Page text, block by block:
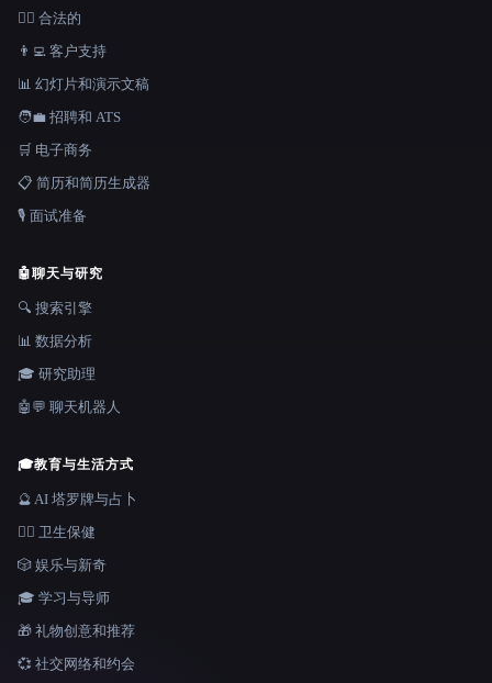
👩‍⚖️ 合法的
👨‍💻 客户支持
📊 幻灯片和演示文稿
🧑‍💼 招聘和 ATS
🛒 电子商务
📋 简历和简历生成器
🎙️ 面试准备
🤖聊天与研究
🔍 搜索引擎
📊 数据分析
🎓 研究助理
🤖💬 聊天机器人
🎓教育与生活方式
🔮 AI 塔罗牌与占卜
👩‍⚕️ 卫生保健
🎲 娱乐与新奇
🎓 学习与导师
🎁 礼物创意和推荐
💞 社交网络和约会